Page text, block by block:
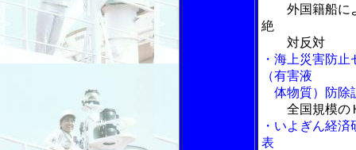
外国籍船に
絶
対反対
・海上災害防
（有害液
体物質）防除
全国規模の
・いよぎん経
表